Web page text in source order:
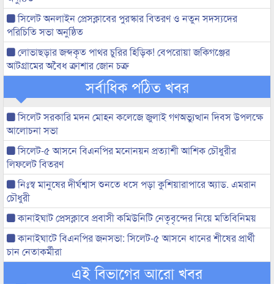
সিলেট অনলাইন প্রেসক্লাবের পুরস্কার বিতরণ ও নতুন সদস্যদের
পরিচিতি সভা অনুষ্ঠিত
লোভাছড়ার জব্দকৃত পাথর চুরির হিড়িক! বেপরোয়া জকিগঞ্জের
আটগ্রামের অবৈধ ক্রাশার জোন চক্র
সর্বাধিক পঠিত খবর
সিলেট সরকারি মদন মোহন কলেজে জুলাই গণঅভ্যুত্থান দিবস উপলক্ষে
আলোচনা সভা
সিলেট-৫ আসনে বিএনপির মনোনয়ন প্রত্যাশী আশিক চৌধুরীর
লিফলেট বিতরণ
নিঃস্ব মানুষের দীর্ঘশ্বাস শুনতে ধসে পড়া কুশিয়ারাপারে অ্যাড. এমরান
চৌধুরী
কানাইঘাট প্রেসক্লাবে প্রবাসী কমিউনিটি নেতৃবৃন্দের নিয়ে মতিবিনিময়
কানাইঘাটে বিএনপির জনসভা: সিলেট-৫ আসনে ধানের শীষের প্রার্থী
চান নেতাকর্মীরা
এই বিভাগের আরো খবর